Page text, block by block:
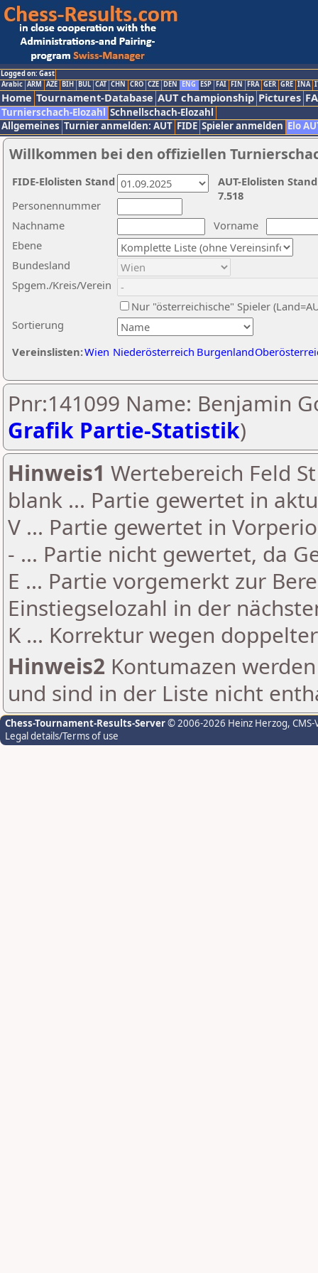
Logged on: Gast
Arabic ARM AZE BIH BUL CAT CHN CRO CZE DEN ENG ESP FAI FIN FRA GER GRE INA
Home Tournament-Database AUT championship Pictures
Turnierschach-Elozahl Schnellschach-Elozahl
Allgemeines Turnier anmelden: AUT FIDE Spieler anmelden Elo
Willkommen bei den offiziellen
Nachname
Vorname
Ebene
Sortierung
Personennummer
Bundesland
Spgem./Kreis/Verein
Nur "österreichische" Spieler
Vereinslisten:Wien Niederösterreich Burgenland
AUT-Elolisten
7.518
FIDE-Elolisten Stand
Pnr:141099 Name: Benjamin
Grafik Partie-Statistik)
Hinweis1 Wertebereich Feld
blank ... Partie gewertet in
V ... Partie gewertet in
- ... Partie nicht gewertet, da
E ... Partie vorgemerkt zur
Einstiegselozahl in der
K ... Korrektur wegen
Hinweis2 Kontumazen
und sind in der Liste nicht
Chess-Tournament-Results-Server© 2006-2026 Heinz Herzog,
Legal details/Terms of use